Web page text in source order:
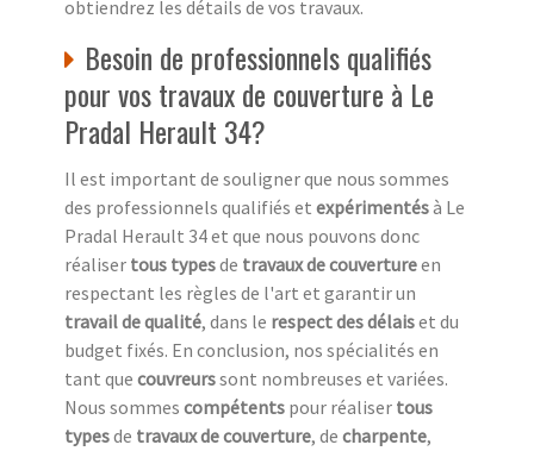
obtiendrez les détails de vos travaux.
Besoin de professionnels qualifiés
pour vos travaux de couverture à Le
Pradal Herault 34?
Il est important de souligner que nous sommes
des professionnels qualifiés et expérimentésà Le
Pradal Herault 34 et que nous pouvons donc
réaliser tous typesde travaux de couvertureen
respectant les règles de l'art et garantir un
travail de qualité, dans le respect des délaiset du
budget fixés. En conclusion, nos spécialités en
tant que couvreurssont nombreuses et variées.
Nous sommes compétents pour réaliser tous
typesde travaux de couverture, de charpente,